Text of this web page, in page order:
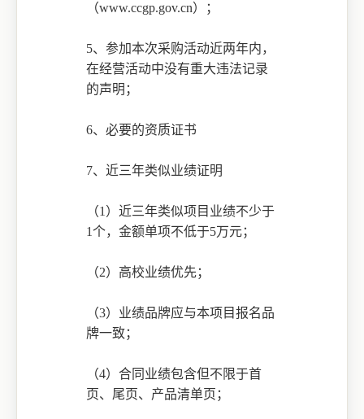
（www.ccgp.gov.cn）；
5、参加本次采购活动近两年内，
在经营活动中没有重大违法记录
的声明；
6、必要的资质证书
7、近三年类似业绩证明
（1）近三年类似项目业绩不少于
1个，金额单项不低于5万元；
（2）高校业绩优先；
（3） 业绩品牌应与本项目报名品
牌一致；
（4） 合同业绩包含但不限于首
页、尾页、产品清单页；